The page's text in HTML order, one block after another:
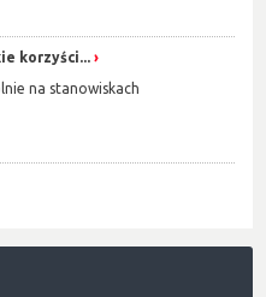
korzyści...
na stanowiskach